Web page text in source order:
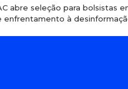
abre seleção para bolsistas
enfrentamento à